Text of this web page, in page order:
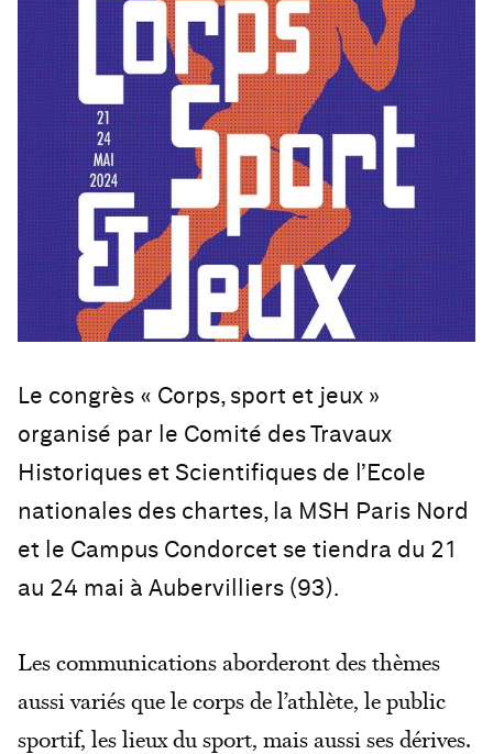
Le congrès « Corps, sport et jeux »
organisé par le Comité des Travaux
Historiques et Scientifiques de l’Ecole
nationales des chartes, la MSH Paris Nord
et le Campus Condorcet se tiendra du 21
au 24 mai à Aubervilliers (93).
Les communications aborderont des thèmes
aussi variés que le corps de l’athlète, le public
sportif, les lieux du sport, mais aussi ses dérives.